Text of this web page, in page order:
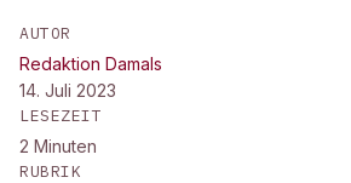
AUTOR
Redaktion Damals
14. Juli 2023
LESEZEIT
2 Minuten
RUBRIK